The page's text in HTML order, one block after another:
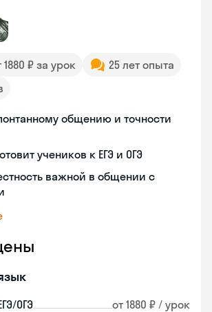
1880 ₽ за урок
25 лет опыта
общению и точности
учеников к ЕГЭ и ОГЭ
важной в общении с
ОГЭ от 1880 ₽ / урок